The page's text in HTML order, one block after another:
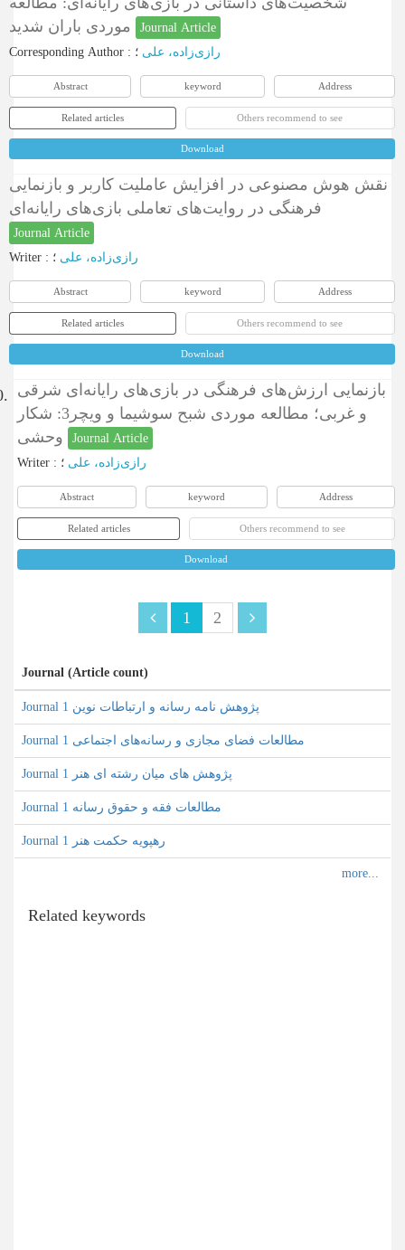
Journal Article
Corresponding Author : رازی‌زاده، علی ؛
Abstract keyword Address
Related articles Others recommend to see
Download
نقش هوش مصنوعی در افزایش عاملیت کاربر و بازنمایی
فرهنگی در روایت‌های تعاملی بازی‌های رایانه‌ای
Journal Article
Writer : رازی‌زاده، علی ؛
Abstract keyword Address
Related articles Others recommend to see
Download
بازنمایی ارزش‌های فرهنگی در بازی‌های رایانه‌ای شرقی
و غربی؛ مطالعه موردی شبح سوشیما و ویچر3: شکار
Journal Article
Writer : رازی‌زاده، علی ؛
Abstract keyword Address
Related articles Others recommend to see
Download
1 2
Journal (Article count)
Journal پژوهش نامه رسانه و ارتباطات نوین 1
Journal مطالعات فضای مجازی و رسانه‌های اجتماعی 1
Journal پژوهش های میان رشته ای هنر 1
Journal مطالعات فقه و حقوق رسانه 1
Journal رهپویه حکمت هنر 1
Related keywords